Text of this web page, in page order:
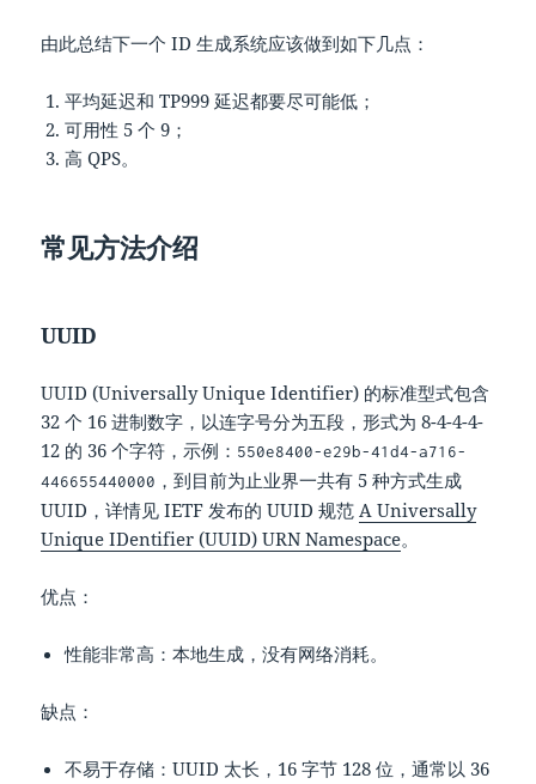
由此总结下一个 ID 生成系统应该做到如下几点：
平均延迟和 TP999 延迟都要尽可能低；
可用性 5 个 9；
高 QPS。
常见方法介绍
UUID
UUID (Universally Unique Identifier) 的标准型式包含
32 个 16 进制数字，以连字号分为五段，形式为 8-4-4-4-
12 的 36 个字符，示例： 550e8400-e29b-41d4-a716-
446655440000 ，到目前为止业界一共有 5 种方式生成
UUID，详情见 IETF 发布的 UUID 规范A Universally
Unique IDentifier (UUID) URN Namespace。
优点：
性能非常高：本地生成，没有网络消耗。
缺点：
不易于存储：UUID 太长，16 字节 128 位，通常以 36